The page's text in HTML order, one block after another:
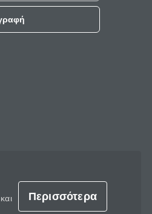
Περισσότερα